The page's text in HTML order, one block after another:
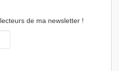
lecteurs de ma newsletter !